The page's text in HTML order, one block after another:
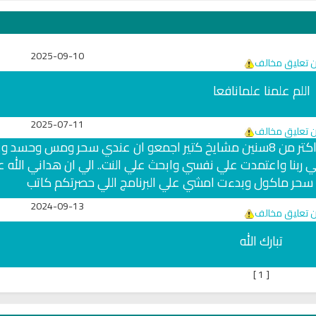
تعليق مخالف 2025-09-10
اللم علمنا علمانافعا
تعليق مخالف 2025-07-11
اسمي شيماء سيد انسه من مصر.. الجيرة.. من اكتر من 8سنين مشايخ كتير اجمعو ان عندي سحر ومس
واعتمدت علي نفسي وابحث علي النت.. الي ان هداني الله
ماكول وبدءت امشي علي البرنامج اللي حصرتكم كاتب
تعليق مخالف 2024-09-13
تبارك الله
[
]